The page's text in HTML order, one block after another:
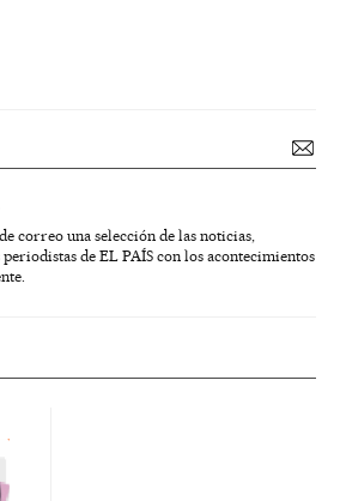
correo una selección de las noticias,
de EL PAÍS con los acontecimientos